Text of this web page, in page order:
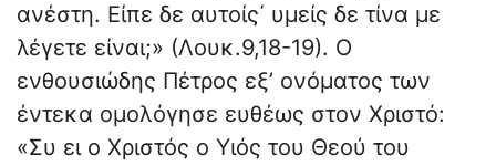
ανέστη. Είπε δε αυτοίς΄ υμείς δε τίνα με
λέγετε είναι;» (Λουκ.9,18-19). Ο
ενθουσιώδης Πέτρος εξ’ ονόματος των
έντεκα ομολόγησε ευθέως στον Χριστό:
«Συ ει ο Χριστός ο Υιός του Θεού του